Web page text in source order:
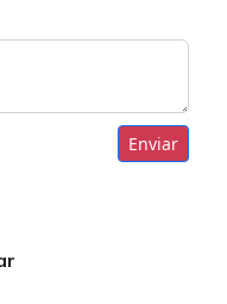
Enviar